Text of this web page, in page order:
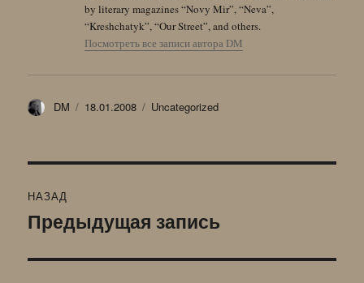
by literary magazines “Novy Mir”, “Neva”,
“Kreshchatyk”, “Our Street”, and others.
Посмотреть все записи автора DM
Автор
DM Опубликовано
18.01.2008 Рубрики
Uncategorized
по
НАЗАД
Предыдущая
Предыдущая запись